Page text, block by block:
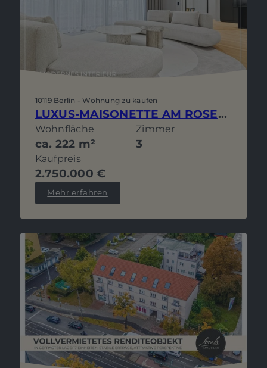
10119 Berlin - Wohnung zu kaufen
LUXUS-MAISONETTE AM ROSENTHALER PLATZ MIT GARTEN, STELLPLATZ UND PERSPEKTIVE ZUR EIGENNUTZUNG
Wohnfläche
ca. 222 m²
Zimmer
3
Kaufpreis
2.750.000 €
Mehr erfahren